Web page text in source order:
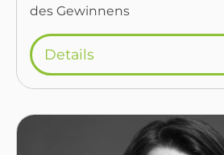
des Gewinnens
Details